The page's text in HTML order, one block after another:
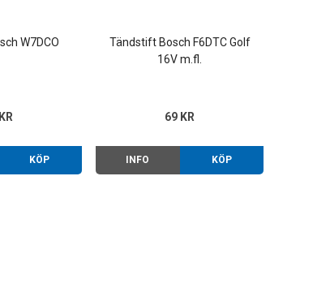
W7DCO
KÖP
Tändstift Bosch F6DTC Golf
16V m.fl.
69 KR
INFO KÖP